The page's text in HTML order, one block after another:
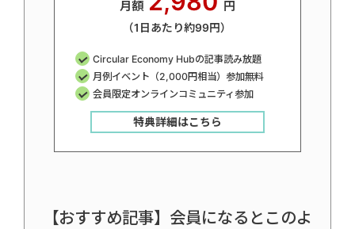
月額 円
（1日あたり約99円）
Circular Economy Hubの記事読み放題
月例イベント（2,000円相当）参加無料
会員限定オンラインコミュニティ参加
特典詳細はこちら
【おすすめ記事】会員になるとこのよ